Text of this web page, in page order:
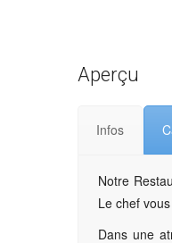
Aperçu
Infos
Notre
Le chef
Dans une